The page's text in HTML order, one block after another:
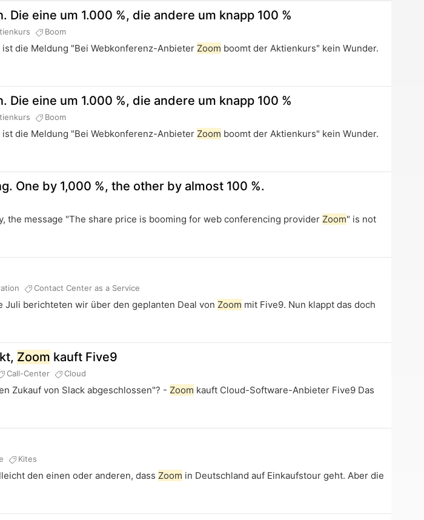
Die eine um 1.000 %, die andere um knapp 100 %
Boom
die Meldung "Bei Webkonferenz-Anbieter Zoom boomt der Aktienkurs" kein Wunder.
Die eine um 1.000 %, die andere um knapp 100 %
Boom
die Meldung "Bei Webkonferenz-Anbieter Zoom boomt der Aktienkurs" kein Wunder.
One by 1,000 %, the other by almost 100 %.
the message "The share price is booming for web conferencing provider Zoom" is not
Contact Center as a Service
berichteten wir über den geplanten Deal von Zoom mit Five9. Nun klappt das doch
Zoom kauft Five9
Call-Center Cloud
Zukauf von Slack abgeschlossen"? - Zoom kauft Cloud-Software-Anbieter Five9 Das
Kites
den einen oder anderen, dass Zoom in Deutschland auf Einkaufstour geht. Aber die